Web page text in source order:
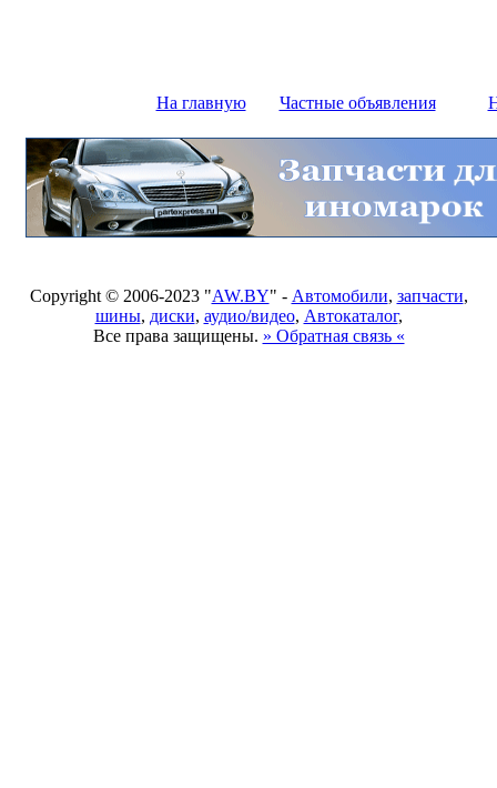
На главную Частные объявления
Copyright © 2006-2023 "AW.BY" - Автомобили, запчасти,
шины, диски, аудио/видео, Автокаталог,
Все права защищены. » Обратная связь «